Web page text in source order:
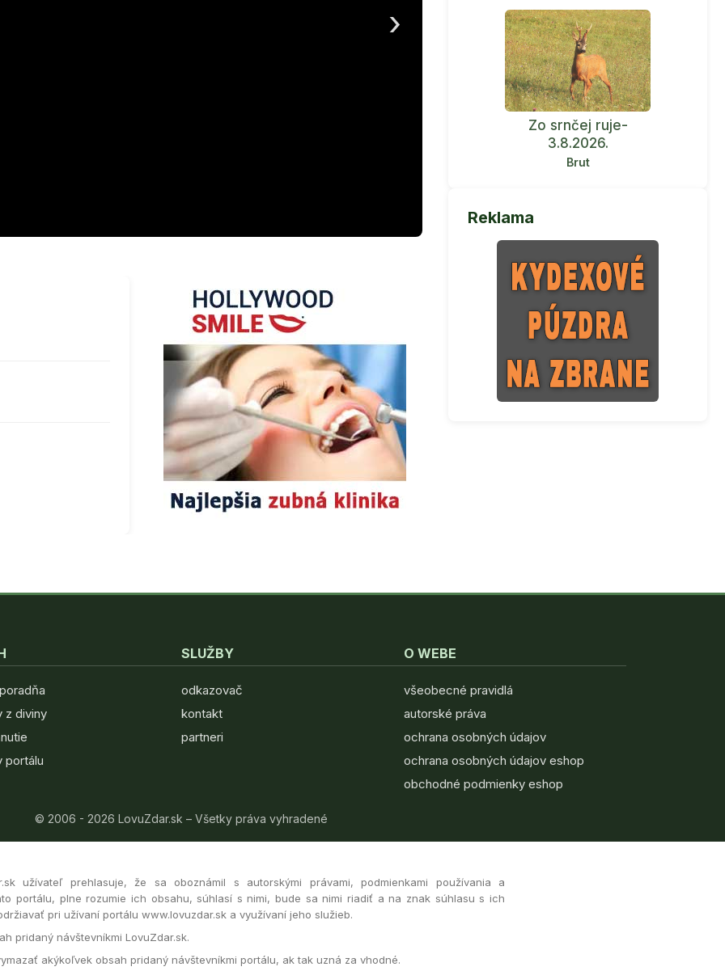
›
Zo srnčej ruje-
3.8.2026.
Brut
Reklama
z diviny
portálu
SLUŽBY
odkazovač
kontakt
partneri
O WEBE
všeobecné pravidlá
autorské práva
ochrana osobných údajov
ochrana osobných údajov eshop
obchodné podmienky eshop
© 2006 - 2026 LovuZdar.sk – Všetky práva vyhradené
užívateľ prehlasuje, že sa oboznámil s autorskými právami, podmienkami používania a
portálu, plne rozumie ich obsahu, súhlasí s nimi, bude sa nimi riadiť a na znak súhlasu s ich
pri užívaní portálu www.lovuzdar.sk a využívaní jeho služieb.
pridaný návštevníkmi LovuZdar.sk.
akýkoľvek obsah pridaný návštevníkmi portálu, ak tak uzná za vhodné.